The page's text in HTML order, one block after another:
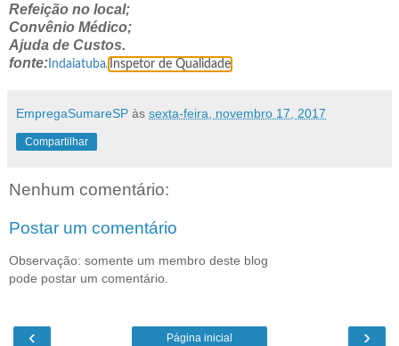
Refeição no local;
Convênio Médico;
Ajuda de Custos.
fonte: Indaiatuba/Inspetor de Qualidade
EmpregaSumareSP às sexta-feira, novembro 17, 2017
Compartilhar
Nenhum comentário:
Postar um comentário
Observação: somente um membro deste blog
pode postar um comentário.
‹ ›
Página inicial